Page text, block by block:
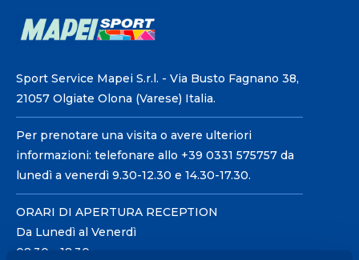
Sport Service Mapei S.r.l. - Via Busto Fagnano 38,
21057 Olgiate Olona (Varese) Italia.
Per prenotare una visita o avere ulteriori
informazioni: telefonare allo +39 0331 575757 da
lunedì a venerdì 9.30-12.30 e 14.30-17.30.
ORARI DI APERTURA RECEPTION
Da Lunedì al Venerdì
08.30 - 18.30